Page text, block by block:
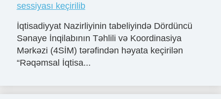
sessiyası keçirilib
İqtisadiyyat Nazirliyinin tabeliyində Dördüncü
Sənaye İnqilabının Təhlili və Koordinasiya
Mərkəzi (4SİM) tərəfindən həyata keçirilən
“Rəqəmsal İqtisa...